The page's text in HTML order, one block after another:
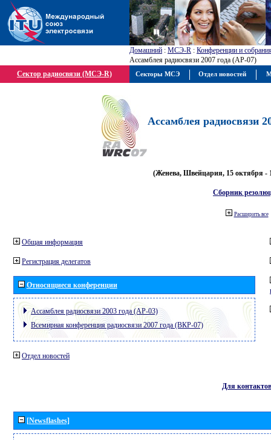
Домашний : МСЭ-R : Конференции и
Ассамблея радиосвязи 2007 года (АР-07)
Сектор радиосвязи (МСЭ-R)
Ассамблея радиосвязи
(Женева, Швейцария, 15 октября -
Сборник
Расширить все
Общая информация
Регистрация делегатов
Относящиеся конференции
Ассамблея радиосвязи 2003 года (АР-03)
Всемирная конференция радиосвязи 2007 года (ВКР-07)
Отдел новостей
Для контактов
[Newsflashes]
Секторы МСЭ Отдел новостей